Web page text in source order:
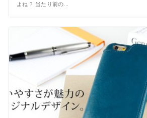
よね？ 当たり前の...